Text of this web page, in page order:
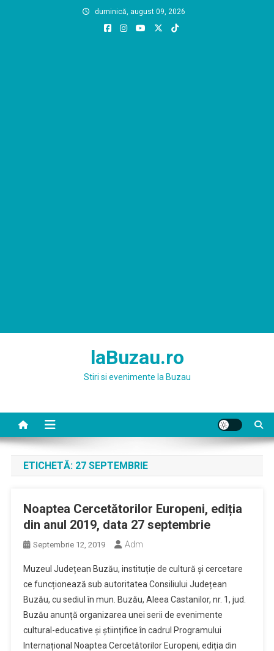
duminică, august 09, 2026
laBuzau.ro
Stiri si evenimente la Buzau
ETICHETĂ: 27 SEPTEMBRIE
Noaptea Cercetătorilor Europeni, ediția
din anul 2019, data 27 septembrie
Septembrie 12, 2019 Adm
Muzeul Județean Buzău, instituție de cultură și cercetare
ce funcționează sub autoritatea Consiliului Județean
Buzău, cu sediul în mun. Buzău, Aleea Castanilor, nr. 1, jud.
Buzău anunță organizarea unei serii de evenimente
cultural-educative și științifice în cadrul Programului
Internațional Noaptea Cercetătorilor Europeni, ediția din